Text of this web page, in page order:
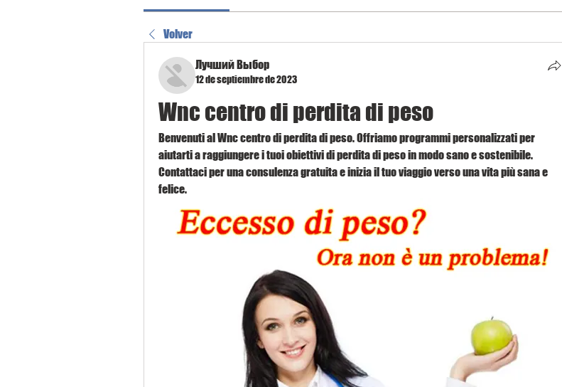
Volver
Лучший Выбор
12 de septiembre de 2023
Wnc centro di perdita di peso
Benvenuti al Wnc centro di perdita di peso. Offriamo programmi personalizzati per
aiutarti a raggiungere i tuoi obiettivi di perdita di peso in modo sano e sostenibile.
Contattaci per una consulenza gratuita e inizia il tuo viaggio verso una vita più sana e
felice.